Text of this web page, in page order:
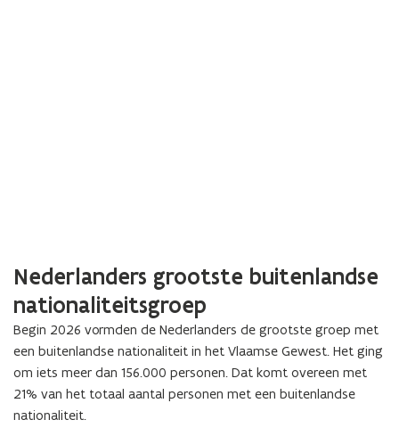
Nederlanders grootste buitenlandse
nationaliteitsgroep
Begin 2026 vormden de Nederlanders de grootste groep met
een buitenlandse nationaliteit in het Vlaamse Gewest. Het ging
om iets meer dan 156.000 personen. Dat komt overeen met
21% van het totaal aantal personen met een buitenlandse
nationaliteit.